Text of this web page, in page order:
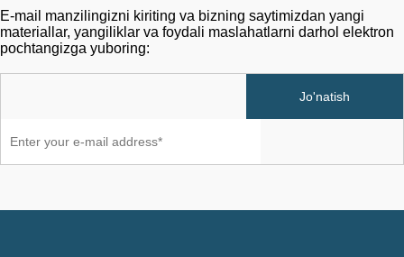
E-mail manzilingizni kiriting va bizning saytimizdan yangi
materiallar, yangiliklar va foydali maslahatlarni darhol elektron
pochtangizga yuboring: